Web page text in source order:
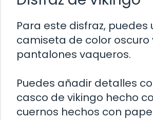
Para este disfraz, puedes
camiseta de color oscuro
pantalones vaqueros.
Puedes añadir detalles
casco de vikingo hecho
cuernos hechos con